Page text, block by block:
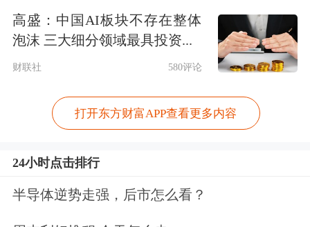
控”三大原则。
技术手段方面，白皮书中多次强调“端
侧处理优先”原则。即豆包手机助手在
本地部署了部分AI模型，对高敏感数据
（如个人记忆、设备操作等）尽可能在
设备本地完成处理，避免数据上传云
高盛：中国AI板块不存在整体
泡沫 三大细分领域最具投资...
财联社 580评论
打开东方财富APP查看更多内容
24小时点击排行
半导体逆势走强，后市怎么看？